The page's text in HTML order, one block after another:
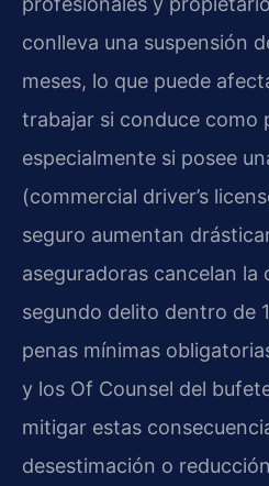
conlleva una suspensión
meses, lo que puede
trabajar si conduce como
especialmente si posee
(commercial driver’s
seguro aumentan
aseguradoras cancelan la
segundo delito dentro de
penas mínimas
y los Of Counsel del
mitigar estas
desestimación o